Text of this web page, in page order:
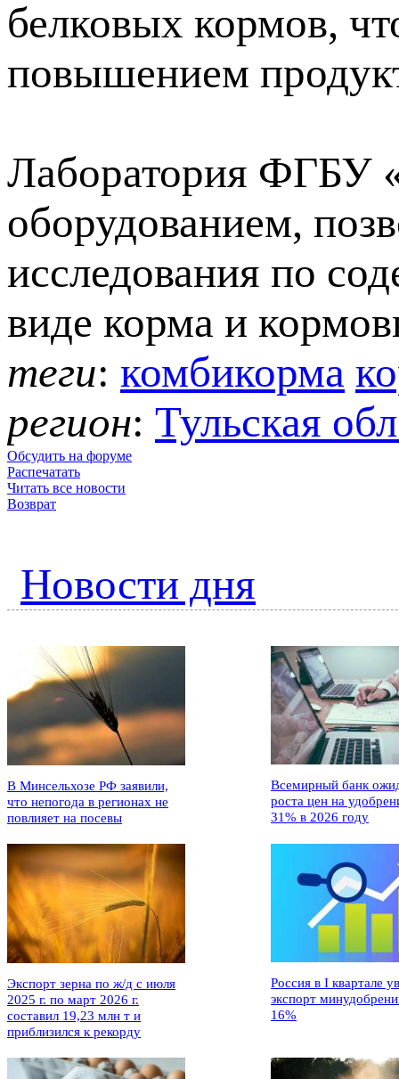
белковых кормов,
повышением
Лаборатория ФГБУ
оборудованием,
исследования по
виде корма и
теги: комбикорма
регион: Тульская
Обсудить на форуме
Распечатать
Читать все новости
Возврат
Новости дня
В Минсельхозе РФ заявили,
что непогода в регионах не
повлияет на посевы
Всемирный банк
роста цен на
31% в 2026 году
Экспорт зерна по ж/д с июля
2025 г. по март 2026 г.
составил 19,23 млн т и
приблизился к рекорду
Россия в I квартале
экспорт
16%